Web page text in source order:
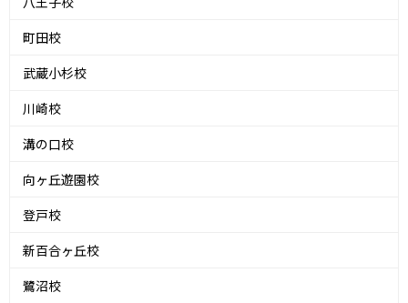
町田校
武蔵小杉校
川崎校
溝の口校
向ヶ丘遊園校
登戸校
新百合ヶ丘校
鷺沼校